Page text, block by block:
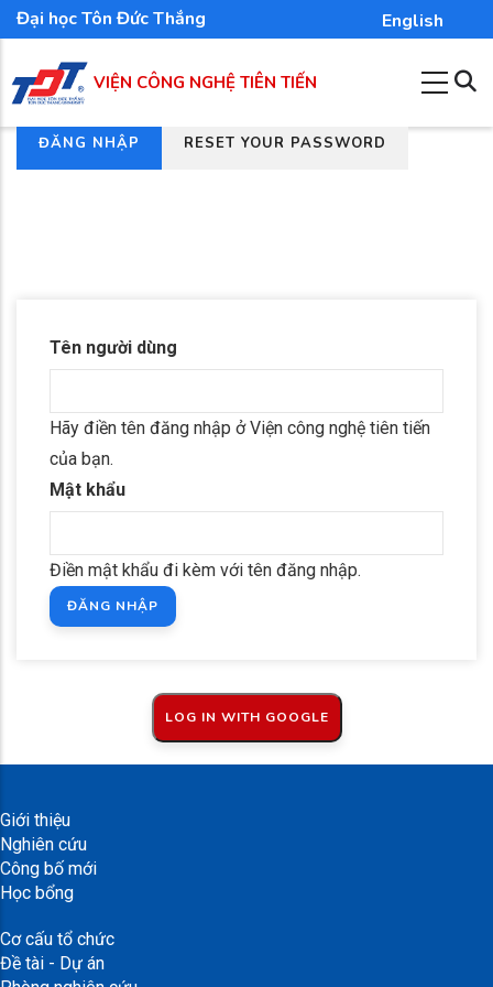
Nhảy
đến
nội
dung
Đại học Tôn Đức Thắng English
VIỆN CÔNG NGHỆ TIÊN TIẾN
Tab
chính
ĐĂNG NHẬP RESET YOUR PASSWORD
Tên người dùng
Hãy điền tên đăng nhập ở Viện công nghệ tiên tiến
của bạn.
Mật khẩu
Điền mật khẩu đi kèm với tên đăng nhập.
Giới thiệu
Nghiên cứu
Công bố mới
Học bổng
Cơ cấu tổ chức
Đề tài - Dự án